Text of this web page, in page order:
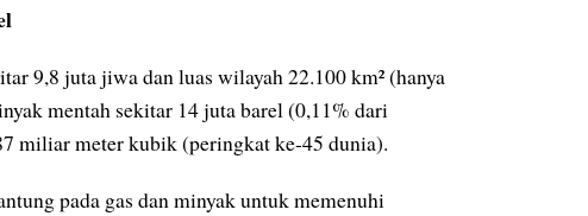
9,8 juta jiwa dan luas wilayah 22.100 km² (hanya
mentah sekitar 14 juta barel (0,11% dari
miliar meter kubik (peringkat ke-45 dunia).
pada gas dan minyak untuk memenuhi